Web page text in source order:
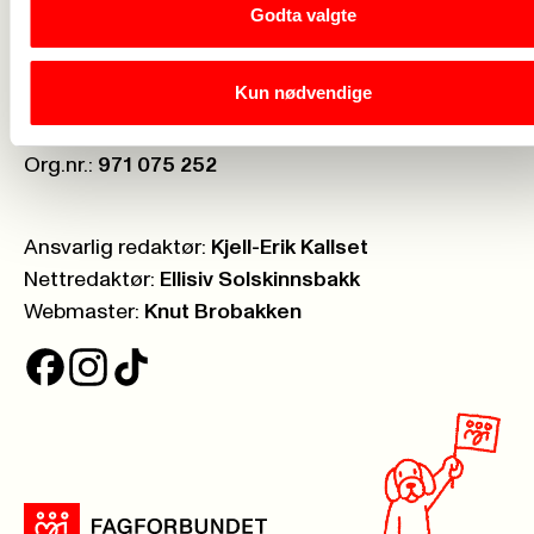
Godta valgte
Kun nødvendige
Boks 7003 St. Olavsplass, 0130 Oslo
Org.nr.: 971 075 252
Ansvarlig redaktør: Kjell-Erik Kallset
Nettredaktør: Ellisiv Solskinnsbakk
Webmaster: Knut Brobakken